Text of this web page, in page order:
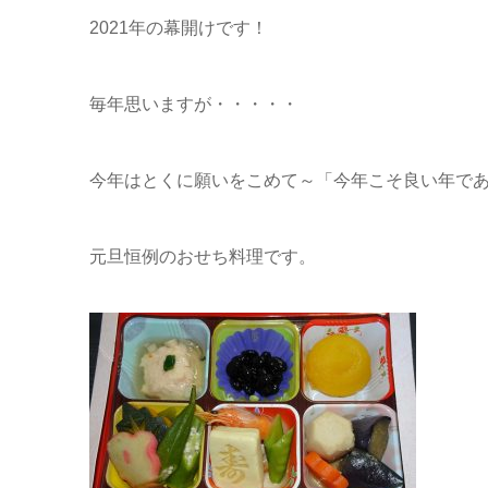
2021年の幕開けです！
毎年思いますが・・・・・
今年はとくに願いをこめて～「今年こそ良い年で
元旦恒例のおせち料理です。